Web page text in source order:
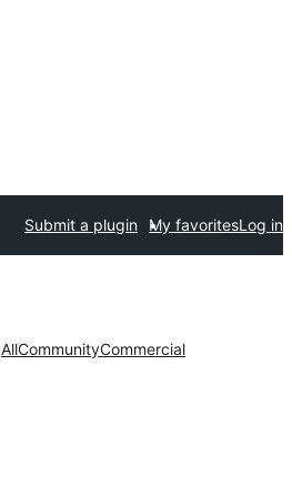
Submit a plugin My favoritesLog in
AllCommunityCommercial